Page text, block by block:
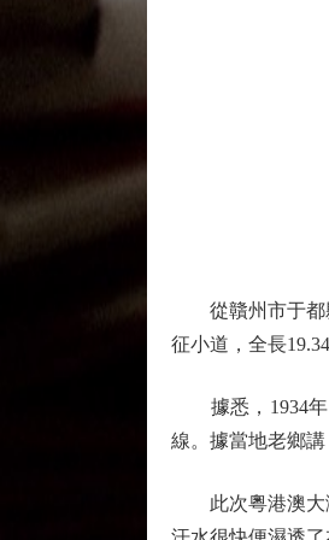
從贛州市于都縣
征小道，全長
據悉，1934年
線。據當地老鄉
此次粵港澳大灣